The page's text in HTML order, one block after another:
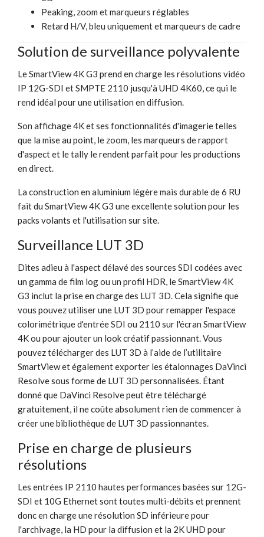
Peaking, zoom et marqueurs réglables
Retard H/V, bleu uniquement et marqueurs de cadre
Solution de surveillance polyvalente
Le SmartView 4K G3 prend en charge les résolutions vidéo
IP 12G-SDI et SMPTE 2110 jusqu'à UHD 4K60, ce qui le
rend idéal pour une utilisation en diffusion.
Son affichage 4K et ses fonctionnalités d'imagerie telles
que la mise au point, le zoom, les marqueurs de rapport
d'aspect et le tally le rendent parfait pour les productions
en direct.
La construction en aluminium légère mais durable de 6 RU
fait du SmartView 4K G3 une excellente solution pour les
packs volants et l'utilisation sur site.
Surveillance LUT 3D
Dites adieu à l'aspect délavé des sources SDI codées avec
un gamma de film log ou un profil HDR, le SmartView 4K
G3 inclut la prise en charge des LUT 3D. Cela signifie que
vous pouvez utiliser une LUT 3D pour remapper l'espace
colorimétrique d'entrée SDI ou 2110 sur l'écran SmartView
4K ou pour ajouter un look créatif passionnant. Vous
pouvez télécharger des LUT 3D à l’aide de l’utilitaire
SmartView et également exporter les étalonnages DaVinci
Resolve sous forme de LUT 3D personnalisées. Étant
donné que DaVinci Resolve peut être téléchargé
gratuitement, il ne coûte absolument rien de commencer à
créer une bibliothèque de LUT 3D passionnantes.
Prise en charge de plusieurs
résolutions
Les entrées IP 2110 hautes performances basées sur 12G-
SDI et 10G Ethernet sont toutes multi-débits et prennent
donc en charge une résolution SD inférieure pour
l'archivage, la HD pour la diffusion et la 2K UHD pour